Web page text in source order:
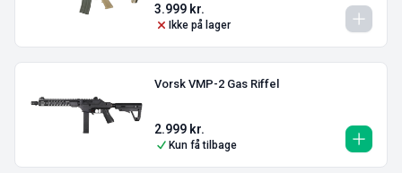
3.999 kr.
Ikke på lager
Vorsk VMP-2 Gas Riffel
2.999 kr.
Kun få tilbage